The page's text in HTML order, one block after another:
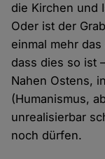
die Kirchen und
Oder ist der
einmal mehr
dass dies so ist
Nahen Ostens,
(Humanismus,
unrealisierbar
noch dürfen.